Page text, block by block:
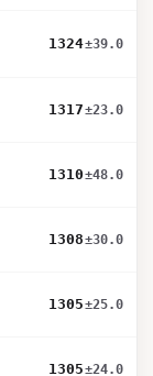
1324±39.0
1317±23.0
1310±48.0
1308±30.0
1305±25.0
1305±24.0